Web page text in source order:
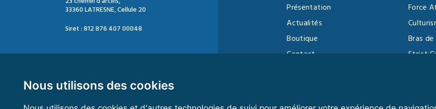
Nous utilisons des cookies
33360 LATRESNE, Cellule 20
Siret : 812 876 407 00048
Mail : contact@ffforce.fr
Présentation
Actualités
Boutique
Contact
Force
Bras
Strict